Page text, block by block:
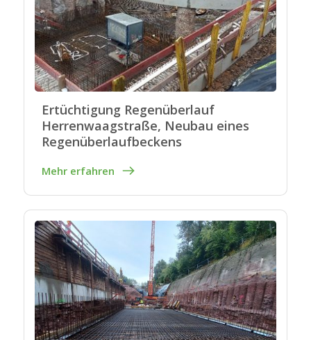
Ertüchtigung Regenüberlauf
Herrenwaagstraße, Neubau eines
Regenüberlaufbeckens
Mehr erfahren